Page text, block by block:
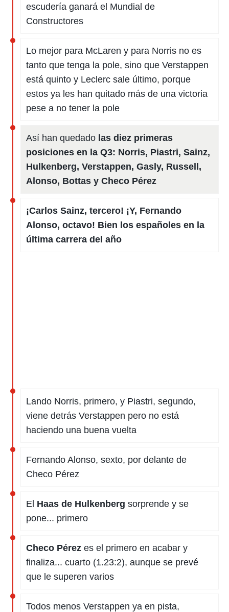
escudería ganará el Mundial de
Constructores
Lo mejor para McLaren y para Norris no es
tanto que tenga la pole, sino que Verstappen
está quinto y Leclerc sale último, porque
estos ya les han quitado más de una victoria
pese a no tener la pole
Así han quedado las diez primeras
posiciones en la Q3: Norris, Piastri, Sainz,
Hulkenberg, Verstappen, Gasly, Russell,
Alonso, Bottas y Checo Pérez
¡Carlos Sainz, tercero! ¡Y, Fernando
Alonso, octavo! Bien los españoles en la
última carrera del año
Lando Norris, primero, y Piastri, segundo,
viene detrás Verstappen pero no está
haciendo una buena vuelta
Fernando Alonso, sexto, por delante de
Checo Pérez
El Haas de Hulkenberg sorprende y se
pone... primero
Checo Pérez es el primero en acabar y
finaliza... cuarto (1.23:2), aunque se prevé
que le superen varios
Todos menos Verstappen ya en pista,